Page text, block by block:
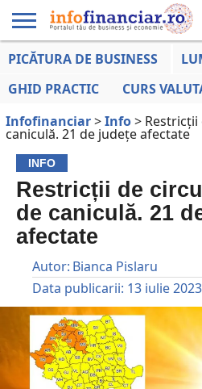
EDUCAȚIE
LA ZI
AFACERILOR
PICĂTURA DE BUSINESS
GHID PRACTIC
CURS
Infofinanciar>Info> Restricții
caniculă. 21 de județe afectate
INFO
Restricții de
de caniculă. 21
afectate
Autor: Bianca Pislaru
Data publicarii: 13 iulie 2023